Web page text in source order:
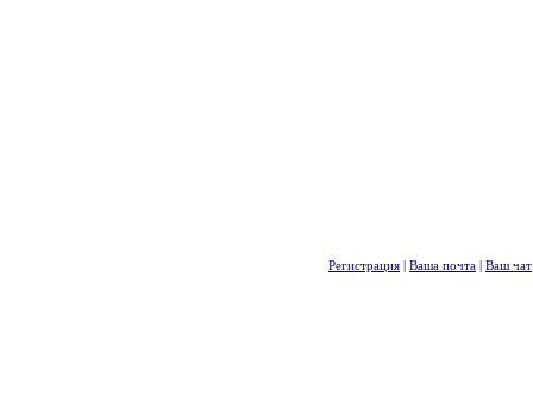
Регистрация | Ваша почта | Ваш чат